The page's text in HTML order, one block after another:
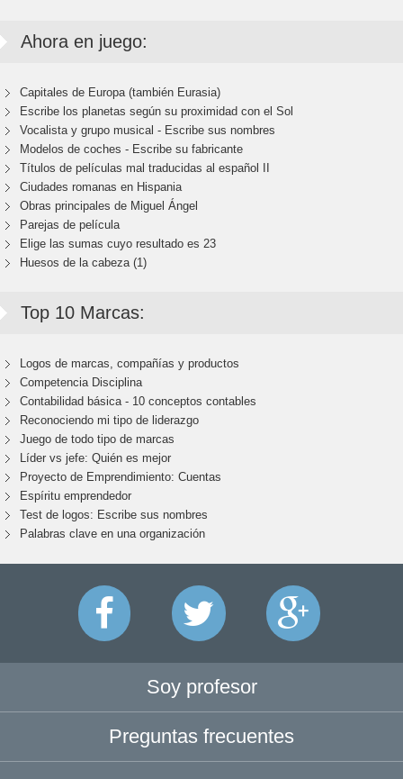
Ahora en juego:
Capitales de Europa (también Eurasia)
Escribe los planetas según su proximidad con el Sol
Vocalista y grupo musical - Escribe sus nombres
Modelos de coches - Escribe su fabricante
Títulos de películas mal traducidas al español II
Ciudades romanas en Hispania
Obras principales de Miguel Ángel
Parejas de película
Elige las sumas cuyo resultado es 23
Huesos de la cabeza (1)
Top 10 Marcas:
Logos de marcas, compañías y productos
Competencia Disciplina
Contabilidad básica - 10 conceptos contables
Reconociendo mi tipo de liderazgo
Juego de todo tipo de marcas
Líder vs jefe: Quién es mejor
Proyecto de Emprendimiento: Cuentas
Espíritu emprendedor
Test de logos: Escribe sus nombres
Palabras clave en una organización
Soy profesor
Preguntas frecuentes